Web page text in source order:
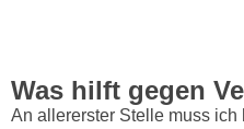
Was hilft gegen
An allererster Stelle muss ich